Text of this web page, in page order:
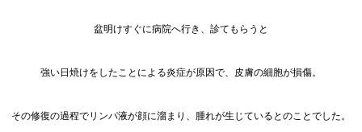
盆明けすぐに病院へ行き、診てもらうと
強い日焼けをしたことによる炎症が原因で、皮膚の細胞が損傷。
その修復の過程でリンパ液が顔に溜まり、腫れが生じているとのことでした。